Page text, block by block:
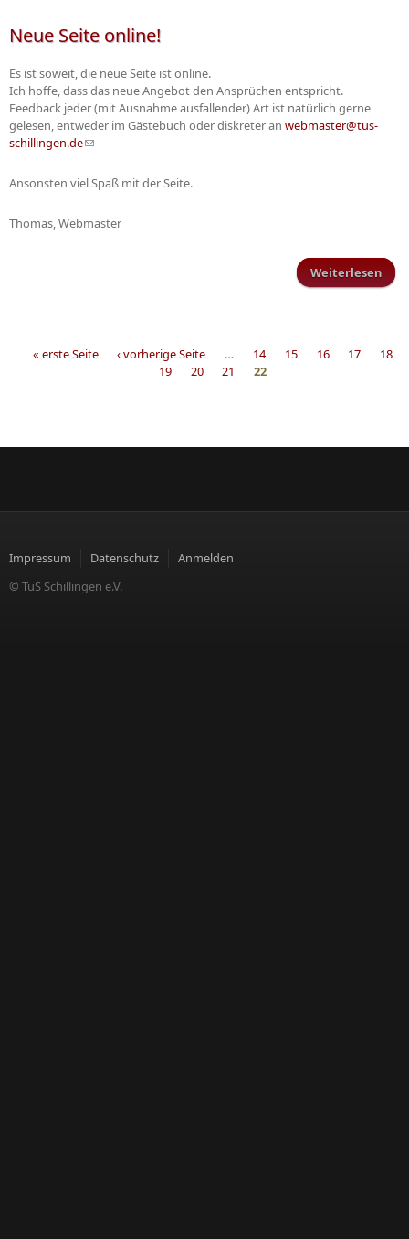
Neue Seite online!
Es ist soweit, die neue Seite ist online.
Ich hoffe, dass das neue Angebot den Ansprüchen entspricht.
Feedback jeder (mit Ausnahme ausfallender) Art ist natürlich gerne
gelesen, entweder im Gästebuch oder diskreter an webmaster@tus-
schillingen.de(Link sendet E-Mail)
Ansonsten viel Spaß mit der Seite.
Thomas, Webmaster
Weiterlesen
« erste Seite ‹ vorherige Seite … 14 15 16 17
18
19
20 21 22
Impressum Datenschutz
Anmelden
© TuS Schillingen e.V.